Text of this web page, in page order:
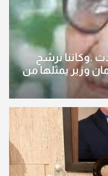
.وكاننا نرشح
لوزارة ( الثقافة ) التي ماتت من زمان وزير يمثلها من